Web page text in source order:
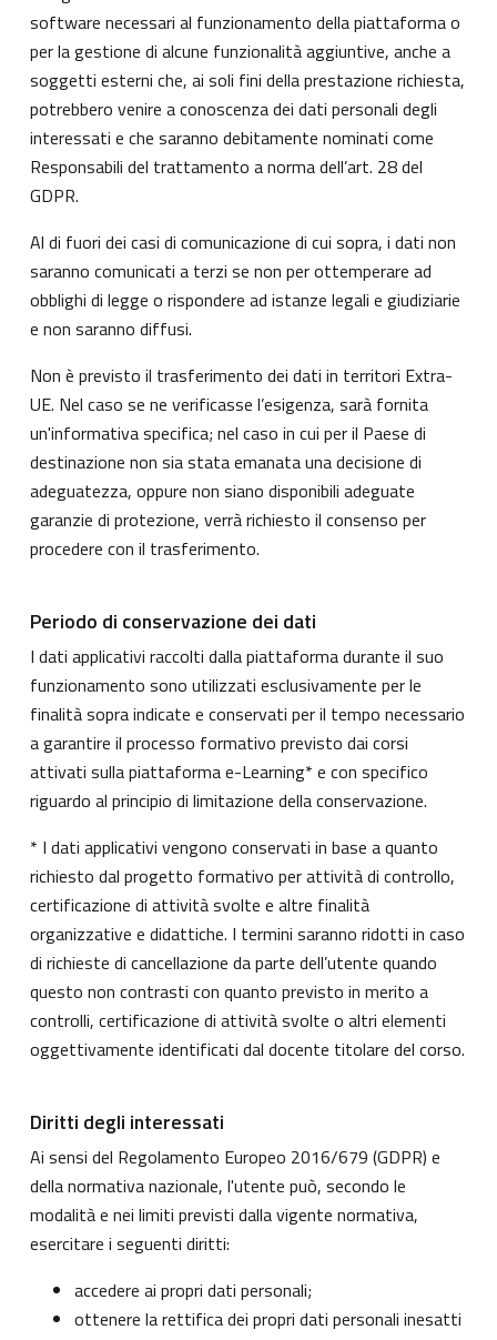
software necessari al funzionamento della piattaforma o
per la gestione di alcune funzionalità aggiuntive, anche a
soggetti esterni che, ai soli fini della prestazione richiesta,
potrebbero venire a conoscenza dei dati personali degli
interessati e che saranno debitamente nominati come
Responsabili del trattamento a norma dell’art. 28 del
GDPR.
Al di fuori dei casi di comunicazione di cui sopra, i dati non
saranno comunicati a terzi se non per ottemperare ad
obblighi di legge o rispondere ad istanze legali e giudiziarie
e non saranno diffusi.
Non è previsto il trasferimento dei dati in territori Extra-
UE. Nel caso se ne verificasse l’esigenza, sarà fornita
un'informativa specifica; nel caso in cui per il Paese di
destinazione non sia stata emanata una decisione di
adeguatezza, oppure non siano disponibili adeguate
garanzie di protezione, verrà richiesto il consenso per
procedere con il trasferimento.
Periodo di conservazione dei dati
I dati applicativi raccolti dalla piattaforma durante il suo
funzionamento sono utilizzati esclusivamente per le
finalità sopra indicate e conservati per il tempo necessario
a garantire il processo formativo previsto dai corsi
attivati sulla piattaforma e-Learning* e con specifico
riguardo al principio di limitazione della conservazione.
* I dati applicativi vengono conservati in base a quanto
richiesto dal progetto formativo per attività di controllo,
certificazione di attività svolte e altre finalità
organizzative e didattiche. I termini saranno ridotti in caso
di richieste di cancellazione da parte dell’utente quando
questo non contrasti con quanto previsto in merito a
controlli, certificazione di attività svolte o altri elementi
oggettivamente identificati dal docente titolare del corso.
Diritti degli interessati
Ai sensi del Regolamento Europeo 2016/679 (GDPR) e
della normativa nazionale, l'utente può, secondo le
modalità e nei limiti previsti dalla vigente normativa,
esercitare i seguenti diritti:
accedere ai propri dati personali;
ottenere la rettifica dei propri dati personali inesatti